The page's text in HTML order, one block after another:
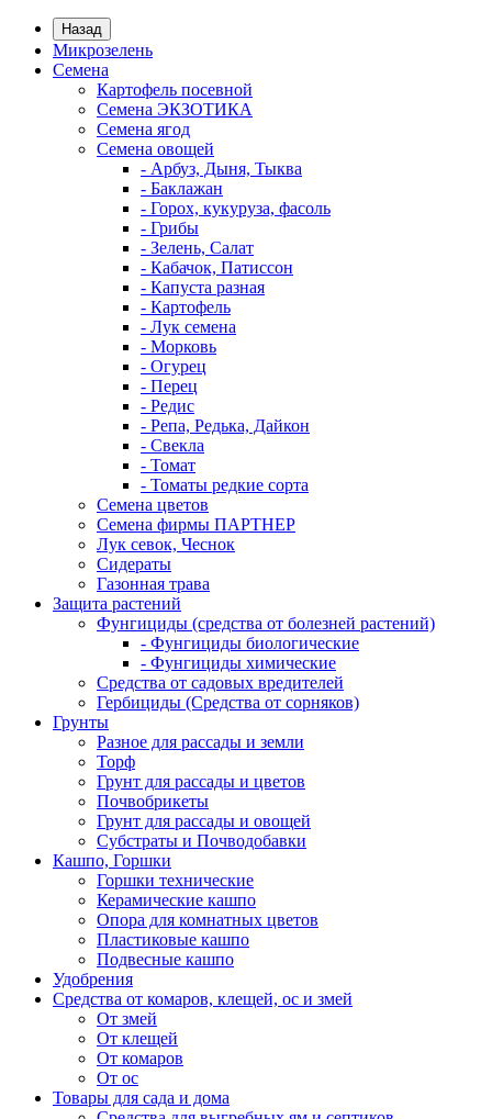
Назад
Микрозелень
Семена
Картофель посевной
Семена ЭКЗОТИКА
Семена ягод
Семена овощей
- Арбуз, Дыня, Тыква
- Баклажан
- Горох, кукуруза, фасоль
- Грибы
- Зелень, Салат
- Кабачок, Патиссон
- Капуста разная
- Картофель
- Лук семена
- Морковь
- Огурец
- Перец
- Редис
- Репа, Редька, Дайкон
- Свекла
- Томат
- Томаты редкие сорта
Семена цветов
Семена фирмы ПАРТНЕР
Лук севок, Чеснок
Сидераты
Газонная трава
Защита растений
Фунгициды (средства от болезней растений)
- Фунгициды биологические
- Фунгициды химические
Средства от садовых вредителей
Гербициды (Средства от сорняков)
Грунты
Разное для рассады и земли
Торф
Грунт для рассады и цветов
Почвобрикеты
Грунт для рассады и овощей
Субстраты и Почводобавки
Кашпо, Горшки
Горшки технические
Керамические кашпо
Опора для комнатных цветов
Пластиковые кашпо
Подвесные кашпо
Удобрения
Средства от комаров, клещей, ос и змей
От змей
От клещей
От комаров
От ос
Товары для сада и дома